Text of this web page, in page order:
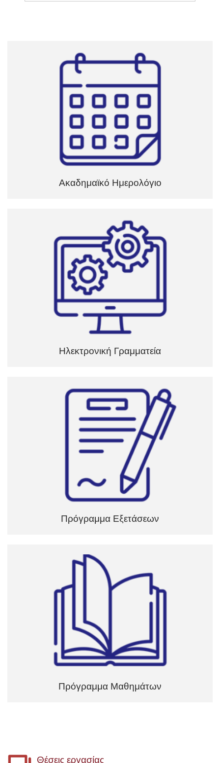
Ακαδημαϊκό Ημερολόγιο
Ηλεκτρονική Γραμματεία
Πρόγραμμα Εξετάσεων
Πρόγραμμα Μαθημάτων
Θέσεις εργασίας